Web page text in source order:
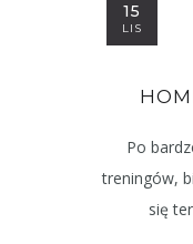
15
LIS
Po
treningów,
się